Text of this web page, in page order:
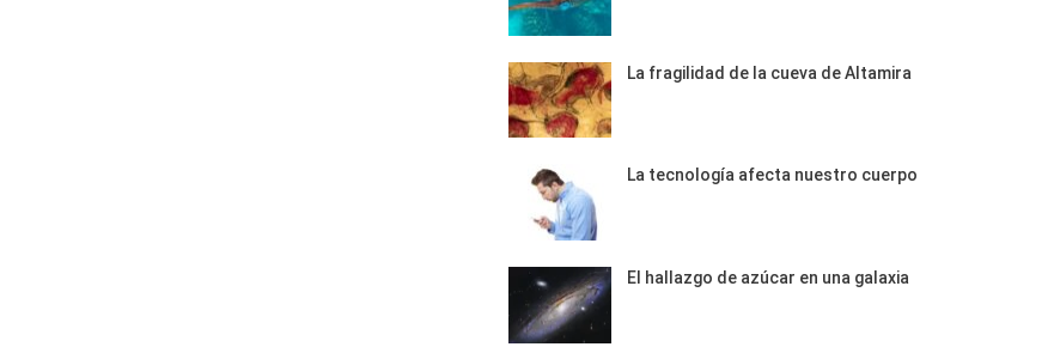
La fragilidad de la cueva de Altamira
La tecnología afecta nuestro cuerpo
El hallazgo de azúcar en una galaxia